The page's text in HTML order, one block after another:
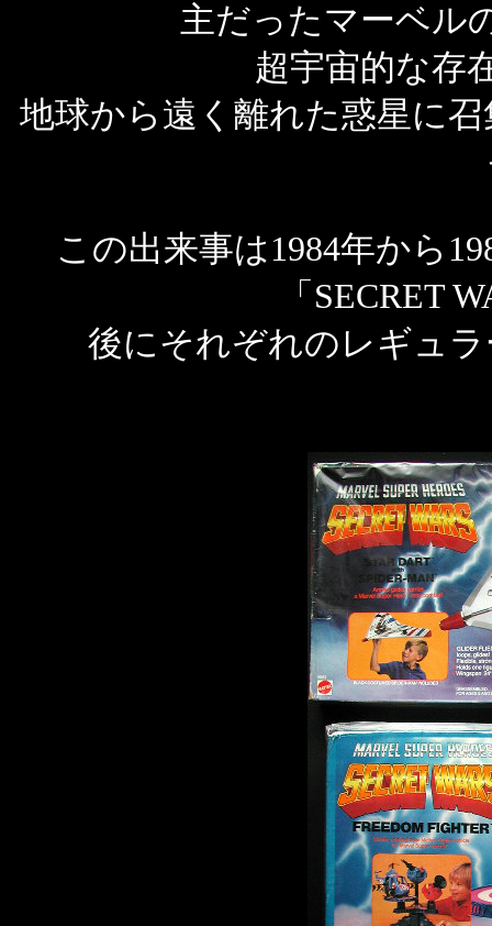
主だったマーベル
超宇宙的な存
地球から遠く離れた惑星に
この出来事は1984年から
「SECRET
後にそれぞれのレギュ